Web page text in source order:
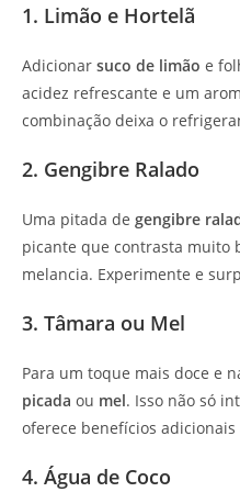
1. Limão e Hortelã
Adicionar suco de limão e
acidez refrescante e um
combinação deixa o
2. Gengibre Ralado
Uma pitada de gengibre
picante que contrasta muito
melancia. Experimente e
3. Tâmara ou Mel
Para um toque mais doce e
picada ou mel. Isso não só
oferece benefícios adicionais
4. Água de Coco